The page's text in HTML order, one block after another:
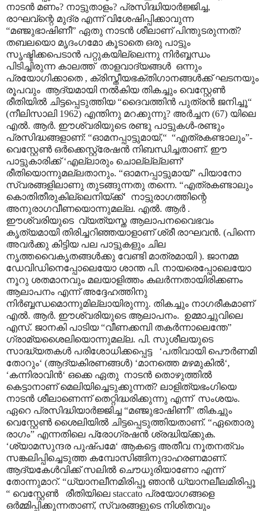
നാടൻ മണം? നാട്ടുതാളം? പ്രസിദ്ധിയാർജ്ജിച്ച,
രാഘവ്ന്റെ മുദ്ര എന്ന് വിശേഷിപ്പിക്കാവുന്ന
“മഞ്ജുഭാഷിണീ” ഏതു നാടൻ ശീലാണ് പിന്തുടരുന്നത്?
തബലയൊ മൃദംഗമോ കൂടാതെ ഒരു പാട്ടും
സൃഷ്ടിക്കപെടാൻ പറ്റുകയില്ലെന്നു നിർബ്ബന്ധം
പിടിച്ചിരുന്ന കാലത്ത് താളവാദ്യങ്ങൾ ഒന്നും
പ്രയോഗിക്കാതെ , ക്രിസ്തീയഭക്തിഗാനങ്ങൾക്ക് ഘടനയും
രൂപവും ആദ്യമായി നൽകിയ തികച്ചും വെസ്റ്റേൺ
രീതിയിൽ ചിട്ടപ്പെടുത്തിയ “ദൈവത്തിൻ പുത്രൻ ജനിച്ചൂ“
(നീലിസാലി 1962) എന്തിനു മറക്കുന്നു? അർച്ചന (67) യിലെ
എൽ. ആർ. ഈശ്വരിയുടെ രണ്ടു പാട്ടുകൾ-രണ്ടും
പ്രസിദ്ധങ്ങളാണ്: “ഓമനപ്പാട്ടുമായ്,“ “എത്രകണ്ടാലും”-
വെസ്റ്റേൺ ഒർക്കെസ്റ്റ്രേഷൻ നിബന്ധിച്ചതാണ്. ഈ
പാട്ടുകാരിക്ക് ‘എല്ലാരും ചൊല്ല്ല്ലണ്‘
രീതിയൊന്നുമല്ലതാനും. “ഓമനപ്പാട്ടുമായ്” പിയാനോ
സ്വരങ്ങളിലാണു തുടങ്ങുന്നതു തന്നെ. “എത്രകണ്ടാലും
കൊതിതീരുകില്ലെനിയ്ക്ക്‘ നാട്ടുരാഗത്തിന്റെ
അനുരാഗവീണയൊന്നുമല്ല. എൽ. ആർ .
ഈശ്വരിയുടെ വ്യത്യസ്ത ആലാപനവൈഭവം
കൃത്യമായി തിരിച്ചറിഞ്ഞയാളാണ് ശ്രീ രാഘവൻ. (പിന്നെ
അവർക്കു കിട്ടിയ പല പാട്ടുകളും ചില
നൃത്തവൈകൃതങ്ങൾക്കു വേണ്ടി മാത്രമായി ). ജാനമ്മ
ഡേവിഡിനെപ്പോലെയോ ശാന്ത പി. നായരെപ്പോലെയോ
നൂറു ശതമാനവും മലയാളിത്തം കലർന്നതായിരിക്കണം
ആലാപനം എന്ന് അദ്ദേഹത്തിനു
നിർബ്ബന്ധമൊന്നുമില്ലായിരുന്നു. തികച്ചും നാഗരീകമാണ്
എൽ. ആർ. ഈശ്വരിയുടെ ആലാപനം. ഉമ്മാച്ചുവിലെ
എസ്. ജാനകി പാടിയ “വീണക്കമ്പി തകർന്നാലെന്തേ”
ഗ്രാമ്യശൈലിയൊന്നുമല്ല. പി. സുശീലയുടെ
സാദ്ധ്യതകൾ പരിശോധിക്കപ്പെട്ട ‘പതിവായി പൌർണമി
തോറും‘ (ആദ്യകിരണങ്ങൾ) ‘മാനത്തെ മഴമുകിൽ‘,
‘കന്നിരാവിൻ‘ ഒക്കെ ഏതു നാടൻ തൊഴുത്തിൽ
കെട്ടാനാണ് മെലിയിച്ചെടുക്കുന്നത്? ലാളിത്യഭംഗിയെ
നാടൻ ശീലാണെന്ന് തെറ്റിദ്ധരിക്കുന്നു എന്ന് സംശയം.
ഏറെ പ്രസിദ്ധിയാർജ്ജിച്ച “മഞ്ജുഭാഷിണീ” തികച്ചും
വെസ്റ്റേൺ ശൈലിയിൽ ചിട്ടപ്പെടുത്തിയതാണ്. “ഏതൊരു
രാഗം” എന്നതിലെ പ്രോഗ്രഷൻ ശ്രദ്ധിയ്ക്കുക.
‘ശ്യാമസുന്ദര പുഷ്പമേ‘ ആകട്ടെ അതീവ നൂതനത്വം
സങ്കലിപ്പിച്ചെടുത്ത കമ്പോസിങ്ങിനുദാഹരണമാണ്.
ആദ്യകേൾവിക്ക് സലിൽ ചൌധുരിയാണോ എന്ന്
തോന്നുമാറ്. “ധ്യാനലീനമിരിപ്പൂ ഞാൻ ധ്യാനലീലമിരിപ്പൂ
“ വെസ്റ്റേൺ രീതിയിലെ staccato പ്രയോഗങ്ങളെ
ഒർമ്മിപ്പിക്കുന്നതാണ്, സ്വരങ്ങളുടെ നിശിതവും